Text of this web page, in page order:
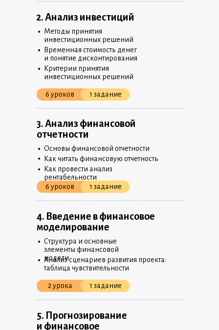
6 уроков 1 задание
6 уроков 1 задание
2 урока 1 задание
2. Анализ инвестиций
Методы принятия
инвестиционных решений
•
Временная стоимость денег
и понятие дисконтирования
•
Критерии принятия
инвестиционных решений
•
3. Анализ финансовой
отчетности
Основы финансовой отчетности
•
Как читать финансовую отчетность
•
Как провести анализ
рентабельности
•
4. Введение в финансовое
моделирование
Структура и основные
элементы финансовой
модели
•
Анализ сценариев развития проекта:
таблица чувствительности
•
5. Прогнозирование
и финансовое